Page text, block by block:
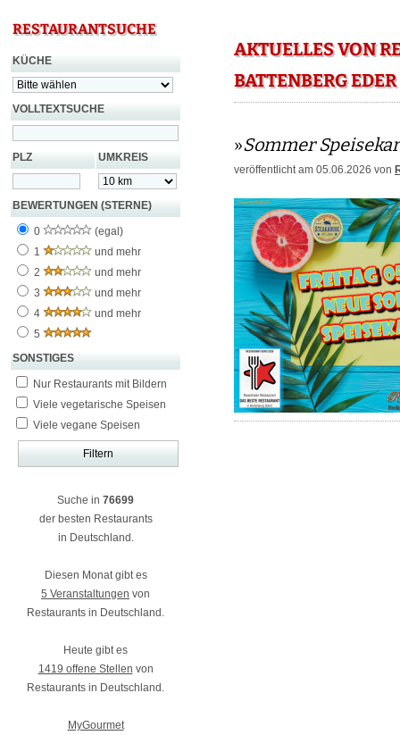
RESTAURANTSUCHE
KÜCHE
VOLLTEXTSUCHE
PLZ UMKREIS
BEWERTUNGEN (STERNE)
0
(egal)
1
und mehr
2
und mehr
3
und mehr
4
und mehr
5
SONSTIGES
Nur Restaurants mit Bildern
Viele vegetarische Speisen
Viele vegane Speisen
Suche in 76699
der besten Restaurants
in Deutschland.
Diesen Monat gibt es
5 Veranstaltungen von
Restaurants in Deutschland.
Heute gibt es
1419 offene Stellen von
Restaurants in Deutschland.
MyGourmet
AKTUELLES VON
BATTENBERG EDER
»Sommer
veröffentlicht am 05.06.2026 von